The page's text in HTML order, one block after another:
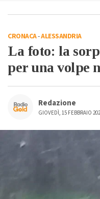
CRONACA-ALESSANDRIA
La foto: la
per una volpe
Redazione
GIOVEDÌ, 15 FEBBRAIO